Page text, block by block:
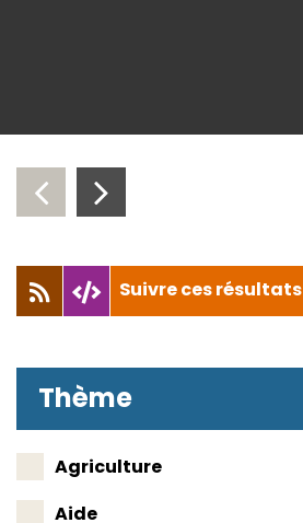
‹ ›
Suivre ces résultats
Thème
Agriculture
Aide